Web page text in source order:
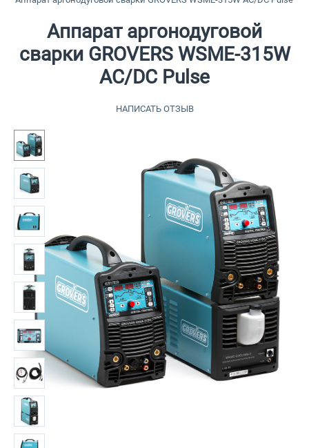
Аппарат аргонодуговой
сварки GROVERS WSME-315W
AC/DC Pulse
НАПИСАТЬ ОТЗЫВ